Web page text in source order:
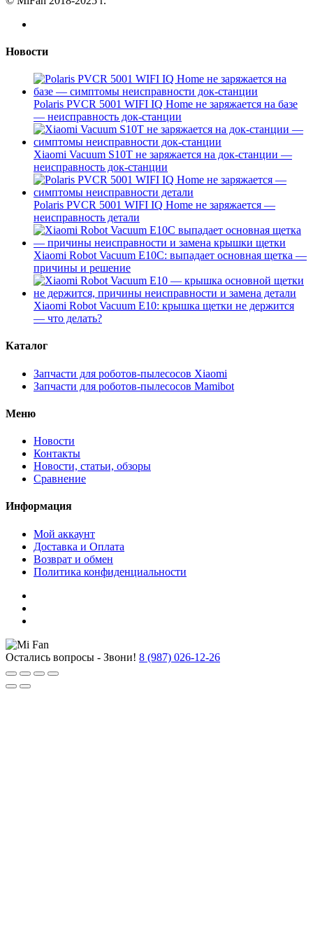
Новости
Polaris PVCR 5001 WIFI IQ Home не заряжается на базе
— неисправность док-станции
Xiaomi Vacuum S10T не заряжается на док-станции —
неисправность док-станции
Polaris PVCR 5001 WIFI IQ Home не заряжается —
неисправность детали
Xiaomi Robot Vacuum E10C: выпадает основная щетка —
причины и решение
Xiaomi Robot Vacuum E10: крышка щетки не держится
— что делать?
Каталог
Запчасти для роботов-пылесосов Xiaomi
Запчасти для роботов-пылесосов Mamibot
Меню
Новости
Контакты
Новости, статьи, обзоры
Сравнение
Информация
Мой аккаунт
Доставка и Оплата
Возврат и обмен
Политика конфиденциальности
Остались вопросы - Звони! 8 (987) 026-12-26